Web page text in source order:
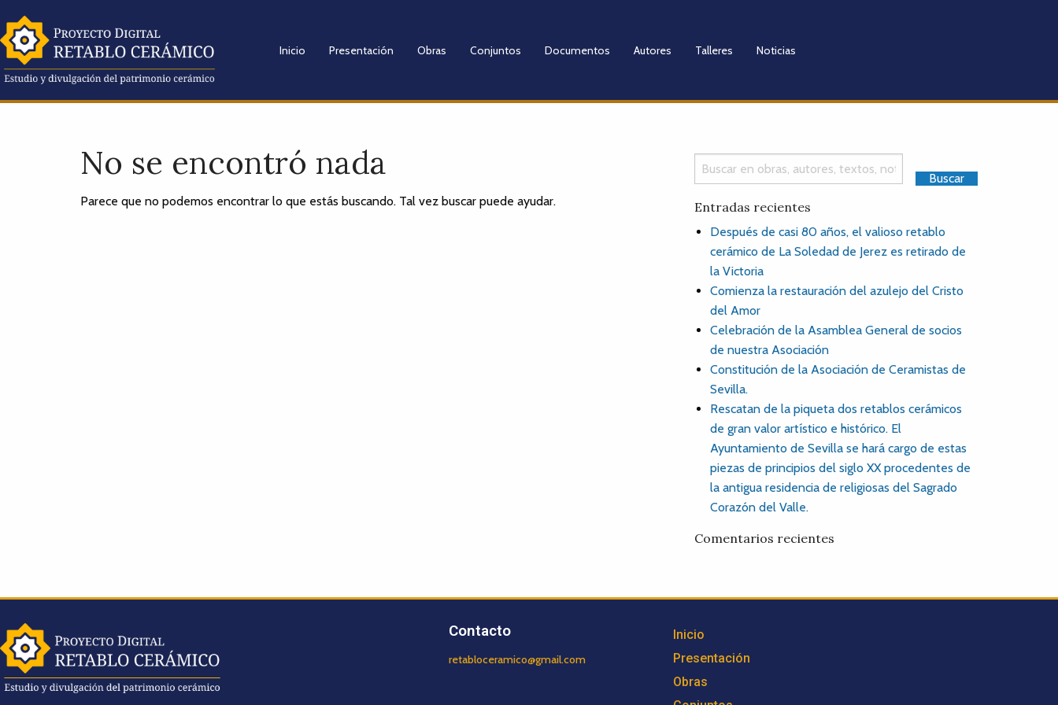
Inicio Presentación Obras Conjuntos Documentos Autores Talleres Noticias
No se encontró nada
Parece que no podemos encontrar lo que estás buscando. Tal vez buscar puede ayudar. Entradas recientes
Después de casi 80 años, el valioso retablo
cerámico de La Soledad de Jerez es retirado de
la Victoria
Comienza la restauración del azulejo del Cristo
del Amor
Celebración de la Asamblea General de socios
de nuestra Asociación
Constitución de la Asociación de Ceramistas de
Sevilla.
Rescatan de la piqueta dos retablos cerámicos
de gran valor artístico e histórico. El
Ayuntamiento de Sevilla se hará cargo de estas
piezas de principios del siglo XX procedentes de
la antigua residencia de religiosas del Sagrado
Corazón del Valle.
Comentarios recientes
Contacto
retabloceramico@gmail.com
Inicio
Presentación
Obras